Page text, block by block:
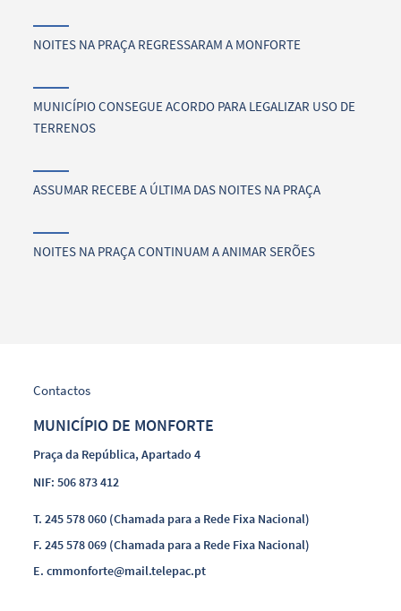
NOITES NA PRAÇA REGRESSARAM A MONFORTE
MUNICÍPIO CONSEGUE ACORDO PARA LEGALIZAR USO DE
TERRENOS
ASSUMAR RECEBE A ÚLTIMA DAS NOITES NA PRAÇA
NOITES NA PRAÇA CONTINUAM A ANIMAR SERÕES
Contactos
MUNICÍPIO DE MONFORTE
Praça da República, Apartado 4
NIF: 506 873 412
T.245 578 060 (Chamada para a Rede Fixa Nacional)
F.245 578 069 (Chamada para a Rede Fixa Nacional)
E.cmmonforte@mail.telepac.pt